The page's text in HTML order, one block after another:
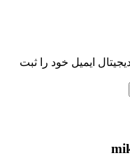
ایمیل خود را ثبت